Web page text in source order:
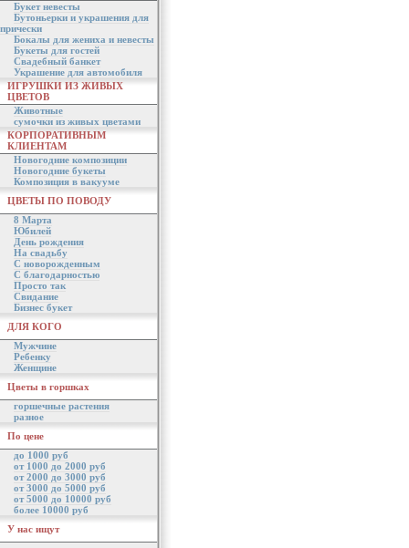
Букет невесты
Бутоньерки и украшения для
прически
Бокалы для жениха и невесты
Букеты для гостей
Свадебный банкет
Украшение для автомобиля
ИГРУШКИ ИЗ ЖИВЫХ
ЦВЕТОВ
Животные
сумочки из живых цветами
КОРПОРАТИВНЫМ
КЛИЕНТАМ
Новогодние композиции
Новогодние букеты
Композиция в вакууме
ЦВЕТЫ ПО ПОВОДУ
8 Марта
Юбилей
День рождения
На свадьбу
С новорожденным
С благодарностью
Просто так
Свидание
Бизнес букет
ДЛЯ КОГО
Мужчине
Ребенку
Женщине
Цветы в горшках
горшечные растения
разное
По цене
до 1000 руб
от 1000 до 2000 руб
от 2000 до 3000 руб
от 3000 до 5000 руб
от 5000 до 10000 руб
более 10000 руб
У нас ищут